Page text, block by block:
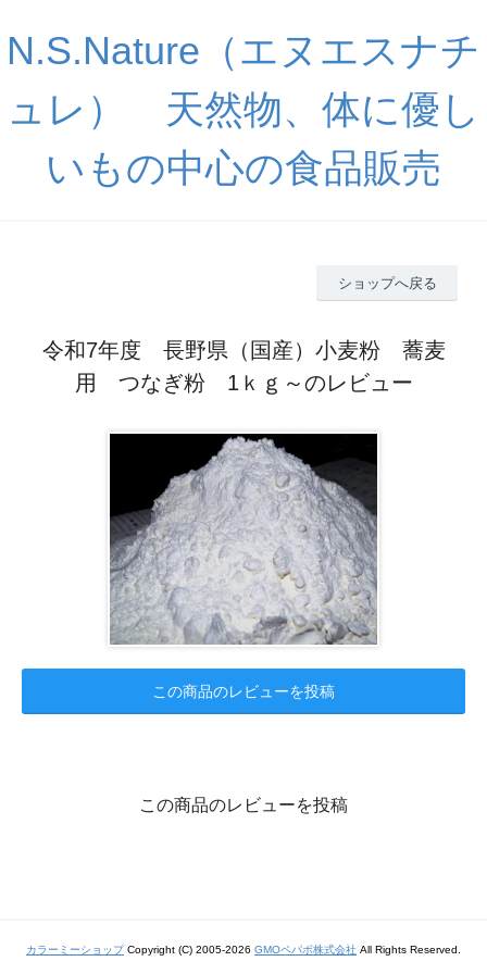
N.S.Nature（エヌエスナチ
ュレ） 天然物、体に優し
いもの中心の食品販売
ショップへ戻る
令和7年度 長野県（国産）小麦粉 蕎麦
用 つなぎ粉 1ｋｇ～のレビュー
この商品のレビューを投稿
この商品のレビューを投稿
カラーミーショップ Copyright (C) 2005-2026 GMOペパボ株式会社 All Rights Reserved.